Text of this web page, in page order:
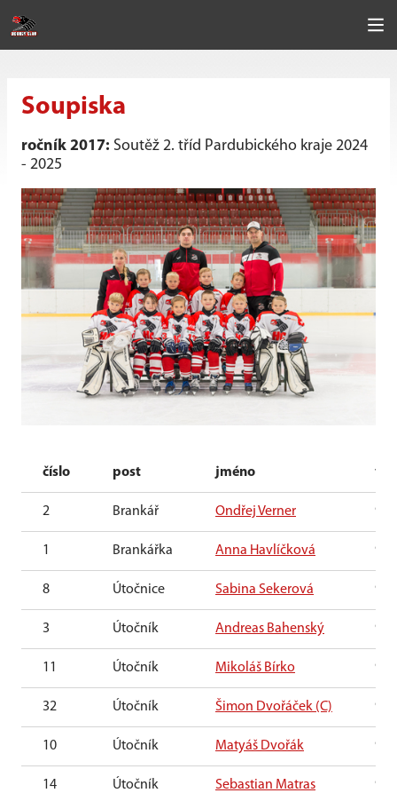
Soupiska
ročník 2017: Soutěž 2. tříd Pardubického kraje 2024
- 2025
číslo post jméno věk
2 Brankář Ondřej Verner 9
1 Brankářka Anna Havlíčková 9
8 Útočnice Sabina Sekerová 9
3 Útočník Andreas Bahenský 9
11 Útočník Mikoláš Bírko 9
32 Útočník Šimon Dvořáček (C) 9
10 Útočník Matyáš Dvořák 9
14 Útočník Sebastian Matras 9